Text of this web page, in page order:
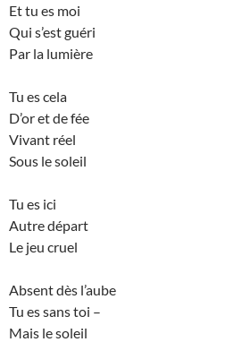
Et tu es moi
Qui s’est guéri
Par la lumière
Tu es cela
D’or et de fée
Vivant réel
Sous le soleil
Tu es ici
Autre départ
Le jeu cruel
Absent dès l’aube
Tu es sans toi –
Mais le soleil